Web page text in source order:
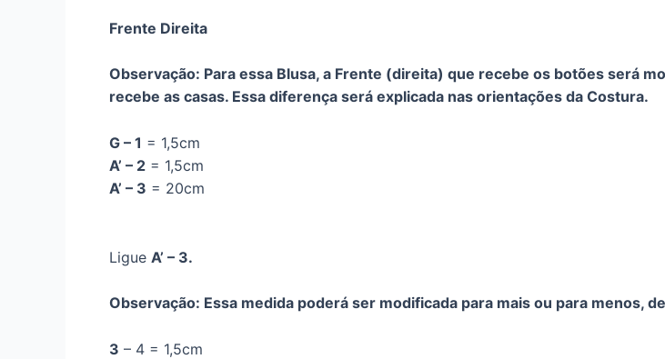
Frente Direita
Observação: Para essa Blusa, a Frente (direita) que recebe os botões será
recebe as casas. Essa diferença será explicada nas orientações da Costura.
G – 1 = 1,5cm
A’ – 2 = 1,5cm
A’ – 3 = 20cm
Ligue A’ – 3.
Observação: Essa medida poderá ser modificada para mais ou para menos,
3 – 4 = 1,5cm